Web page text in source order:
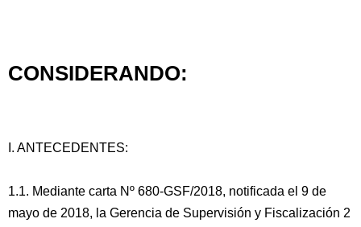
CONSIDERANDO:
I. ANTECEDENTES:
1.1. Mediante carta Nº 680-GSF/2018, notificada el 9 de
mayo de 2018, la Gerencia de Supervisión y Fiscalización 2